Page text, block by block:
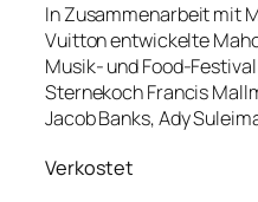
In Zusammenarbeit mit
Vuitton entwickelte
Musik- und Food-
Sternekoch Francis
Jacob Banks, Ady
Verkostet